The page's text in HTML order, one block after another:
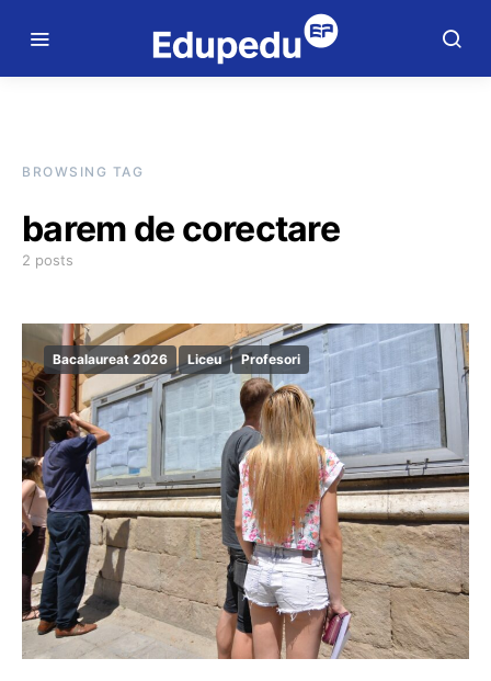
BROWSING TAG
barem de corectare
2 posts
Bacalaureat 2026 Liceu Profesori